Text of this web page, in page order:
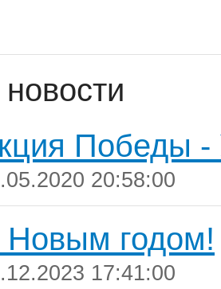
Победы -
20:58:00
годом!
17:41:00